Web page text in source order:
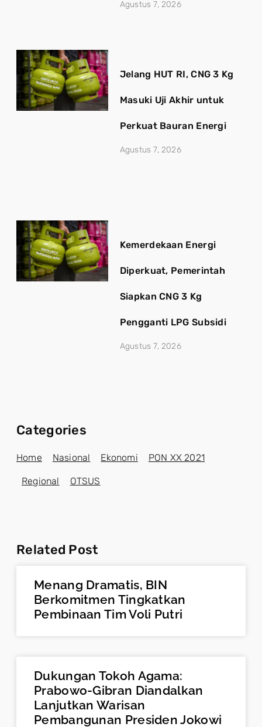
Agustus 7, 2026
Jelang HUT RI, CNG 3 Kg
Masuki Uji Akhir untuk
Perkuat Bauran Energi
Agustus 7, 2026
Kemerdekaan Energi
Diperkuat, Pemerintah
Siapkan CNG 3 Kg
Pengganti LPG Subsidi
Agustus 7, 2026
Categories
Home Nasional Ekonomi PON XX 2021
Regional OTSUS
Related Post
Menang Dramatis, BIN
Berkomitmen Tingkatkan
Pembinaan Tim Voli Putri
Dukungan Tokoh Agama:
Prabowo-Gibran Diandalkan
Lanjutkan Warisan
Pembangunan Presiden Jokowi